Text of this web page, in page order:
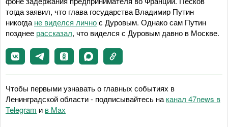
тогда заявил, что глава государства Владимир Путин
никогда не виделся личнос Дуровым. Однако сам Путин
позднее рассказал, что виделся с Дуровым давно в Москве.
Чтобы первыми узнавать о главных событиях в
Ленинградской области - подписывайтесь на канал 47news в
Telegram и в Maх